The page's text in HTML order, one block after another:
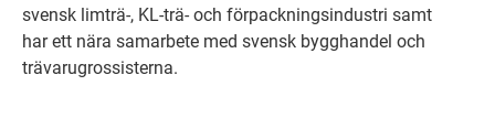
svensk limträ-, KL-trä- och förpackningsindustri samt
har ett nära samarbete med svensk bygghandel och
trävarugrossisterna.